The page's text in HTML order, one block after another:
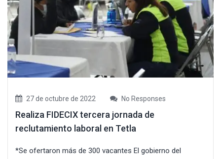
27 de octubre de 2022 No Responses
Realiza FIDECIX tercera jornada de
reclutamiento laboral en Tetla
*Se ofertaron más de 300 vacantes El gobierno del